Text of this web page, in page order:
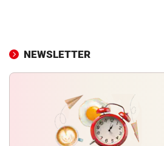
NEWSLETTER